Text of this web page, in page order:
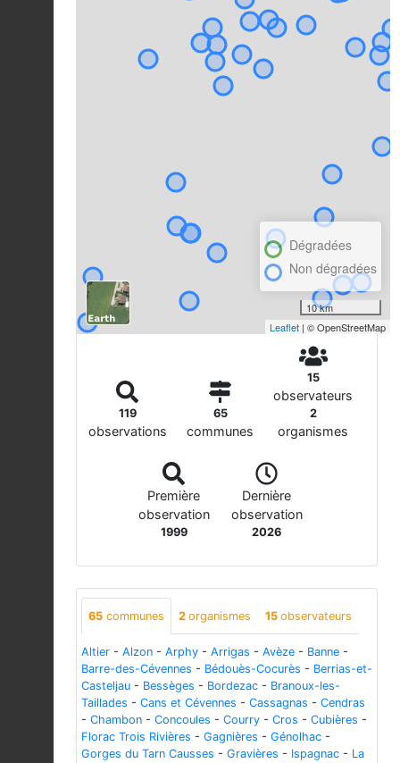
Dégradées
Non dégradées
10 km
Leaflet | © OpenStreetMap
119
observations
65
communes
15
observateurs
2
organismes
Première
observation
1999
Dernière
observation
2026
65 communes 2 organismes 15 observateurs
Altier - Alzon - Arphy - Arrigas - Avèze - Banne -
Barre-des-Cévennes - Bédouès-Cocurès - Berrias-et-
Casteljau - Bessèges - Bordezac - Branoux-les-
Taillades - Cans et Cévennes - Cassagnas - Cendras
- Chambon - Concoules - Courry - Cros - Cubières -
Florac Trois Rivières - Gagnières - Génolhac -
Gorges du Tarn Causses - Gravières - Ispagnac - La